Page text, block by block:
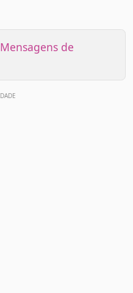
Mensagens de